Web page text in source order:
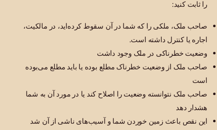
را ثابت کنید:
صاحب ملک، ملکی را که شما در آن سقوط کرده‌اید، در مالکیت،
اجاره یا کنترل داشته است.
وضعیت خطرناکی در ملک وجود داشت
صاحب ملک از وضعیت خطرناک مطلع بوده یا باید مطلع می‌بوده
است
صاحب ملک نتوانسته وضعیت را اصلاح کند یا در مورد آن به شما
هشدار دهد
این نقص باعث زمین خوردن شما و آسیب‌های ناشی از آن شد